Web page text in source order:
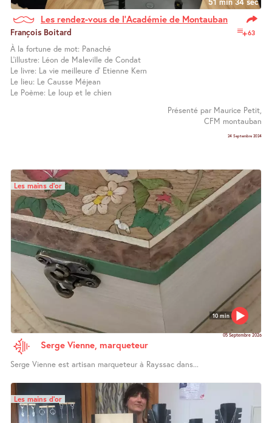
51 min 34 sec
Les rendez-vous de l’Académie de Montauban
63
François Boitard
À la fortune de mot: Panaché
L’illustre: Léon de Maleville de Condat
Le livre: La vie meilleure d’ Etienne Kern
Le lieu: Le Causse Méjean
Le Poème: Le loup et le chien
Présenté par Maurice Petit,
CFM montauban
24 Septembre 2024
10 min
Les mains d’or
05 Septembre 2026
Serge Vienne, marqueteur
Serge Vienne est artisan marqueteur à Rayssac dans...
Les mains d’or